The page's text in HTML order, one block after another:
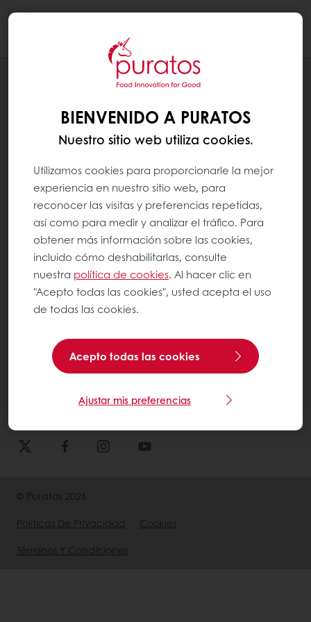
BIENVENIDO A PURATOS
Nuestro sitio web utiliza cookies.
Utilizamos cookies para proporcionarle la mejor
experiencia en nuestro sitio web, para
reconocer las visitas y preferencias repetidas,
así como para medir y analizar el tráfico. Para
obtener más información sobre las cookies,
incluido cómo deshabilitarlas, consulte
nuestra política de cookies. Al hacer clic en
"Acepto todas las cookies", usted acepta el uso
de todas las cookies.
Acepto todas las cookies
Ajustar mis preferencias
Insights del Consumidor
Acerca de Puratos
Contáctanos
Base de conocimientos
Selecciona un país
Web corporativa
+57 310 2689922
Servicioalclienteco@puratos.com
© Puratos 2026
Politicas De Privacidad
Cookies
Términos Y Condiciones